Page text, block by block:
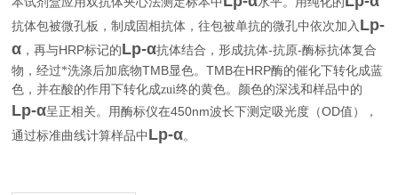
抗体包被微孔板，制成固相抗体，往包被单抗的微孔中依次加入 Lp-
α ，再与HRP标记的Lp-α抗体结合，形成抗体-抗原-酶标抗体复合
物，经过*洗涤后加底物TMB显色。TMB在HRP酶的催化下转化成蓝
色，并在酸的作用下转化成zui终的黄色。颜色的深浅和样品中的
Lp-α呈正相关。用酶标仪在450nm波长下测定吸光度（OD值），
通过标准曲线计算样品中 Lp-α。